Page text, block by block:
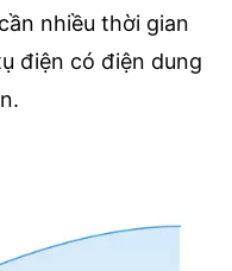
nhiều thời gian
điện có điện dung